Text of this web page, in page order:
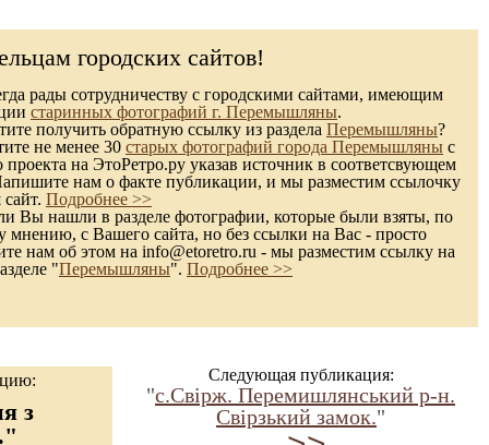
городских сайтов!
рады сотрудничеству с городскими сайтами, имеющим
старинных фотографий г. Перемышляны.
получить обратную ссылку из раздела Перемышляны?
не менее 30 старых фотографий города Перемышляны с
на ЭтоРетро.ру указав источник в соответсвующем
нам о факте публикации, и мы разместим ссылочку
Подробнее >>
Вы нашли в разделе фотографии, которые были взяты, по
мнению, с Вашего сайта, но без ссылки на Вас - просто
нам об этом на info@etoretro.ru - мы разместим ссылку на
"Перемышляны". Подробнее >>
з
Следующая публикация:
"c.Свірж. Перемишлянський р-н.
Свірзький замок."